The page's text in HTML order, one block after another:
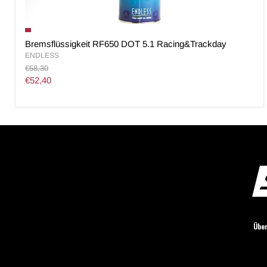
Bremsflüssigkeit RF650 DOT 5.1 Racing&Trackday
ENDLESS
Original
Preis
€58,30
Aktueller
€52,40